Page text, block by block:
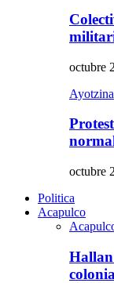
octubre
octubre
Politica
Acapulco
Hallan